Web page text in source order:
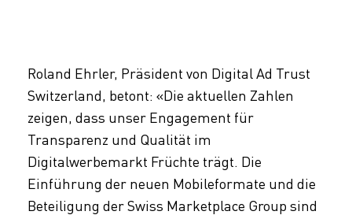
Roland Ehrler, Präsident von Digital Ad Trust
Switzerland, betont: «Die aktuellen Zahlen
zeigen, dass unser Engagement für
Transparenz und Qualität im
Digitalwerbemarkt Früchte trägt. Die
Einführung der neuen Mobileformate und die
Beteiligung der Swiss Marketplace Group sind